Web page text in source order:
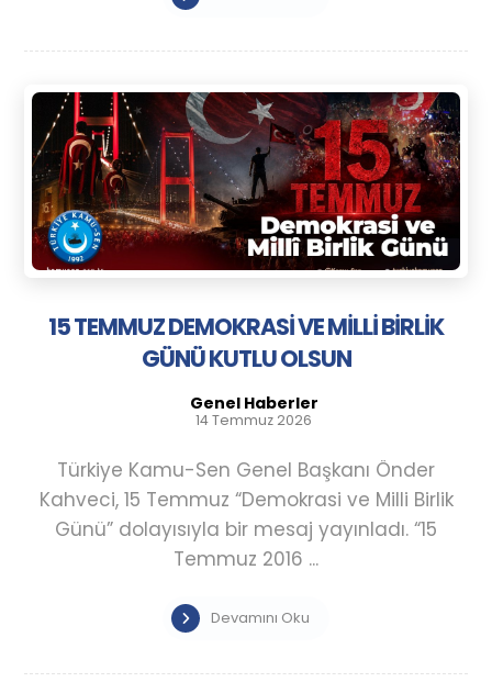
15 TEMMUZ DEMOKRASİ VE MİLLİ BİRLİK
GÜNÜ KUTLU OLSUN
Genel Haberler
14 Temmuz 2026
Türkiye Kamu-Sen Genel Başkanı Önder
Kahveci, 15 Temmuz “Demokrasi ve Milli Birlik
Günü” dolayısıyla bir mesaj yayınladı. “15
Temmuz 2016 ...
Devamını Oku